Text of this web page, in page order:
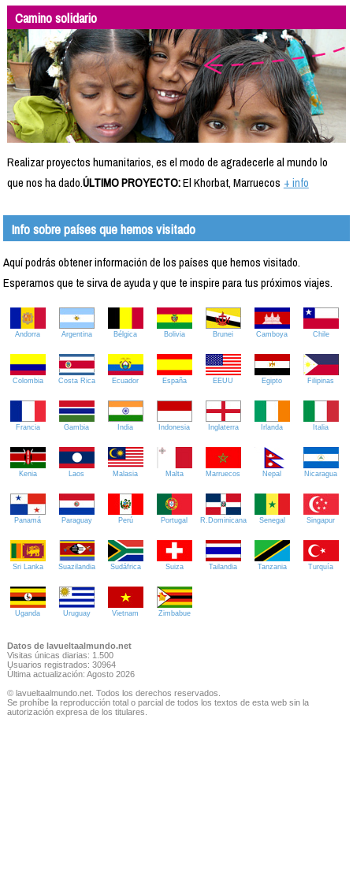
Camino solidario
Realizar proyectos humanitarios, es el modo de agradecerle al mundo lo
que nos ha dado.ÚLTIMO PROYECTO:El Khorbat, Marruecos + info
Info sobre países que hemos visitado
Aquí podrás obtener información de los países que hemos visitado.
Esperamos que te sirva de ayuda y que te inspire para tus próximos viajes.
Andorra Argentina Bélgica Bolivia Brunei Camboya Chile
Colombia Costa Rica Ecuador España EEUU Egipto Filipinas
Francia Gambia India Indonesia Inglaterra Irlanda Italia
Kenia Laos Malasia Malta Marruecos Nepal Nicaragua
Panamá Paraguay Perú Portugal R.Dominicana Senegal Singapur
Sri Lanka Suazilandia Sudáfrica Suiza Tailandia Tanzania Turquía
Uganda Uruguay Vietnam Zimbabue
Datos de lavueltaalmundo.net
Visitas únicas diarias: 1.500
Usuarios registrados: 30964
Última actualización: Agosto 2026
© lavueltaalmundo.net. Todos los derechos reservados.
Se prohíbe la reproducción total o parcial de todos los textos de esta web sin la
autorización expresa de los titulares.